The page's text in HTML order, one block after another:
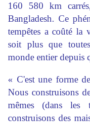
160 580 km
Bangladesh. Ce
tempêtes a coûté la
soit plus que
monde entier depuis
« C'est une forme
Nous construisons
mêmes (dans les
construisons des